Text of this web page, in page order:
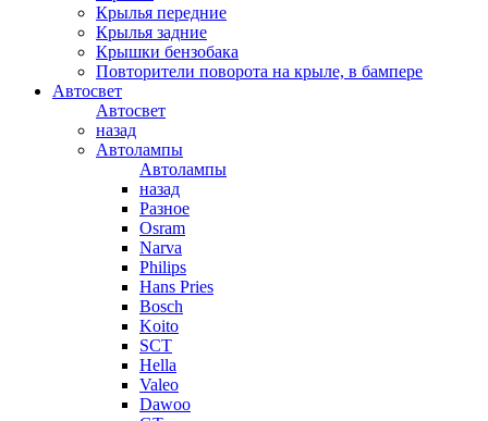
Крылья передние
Крылья задние
Крышки бензобака
Повторители поворота на крыле, в бампере
Автосвет
Автосвет
назад
Автолампы
Автолампы
назад
Разное
Osram
Narva
Philips
Hans Pries
Bosch
Koito
SCT
Hella
Valeo
Dawoo